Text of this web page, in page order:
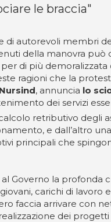
le braccia"
autorevoli membri
della manovra può
di più
ragioni che la
Nursind, annuncia lo
dei servizi
retributivo degli
e dall’altro
principali che
Governo la profonda
carichi di lavoro
faccia arrivare con
dei progetti